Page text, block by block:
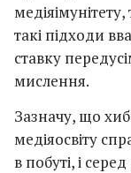
такі підходи
ставку
мислення.
Зазначу, що
медіяосвіту
в побуті, і